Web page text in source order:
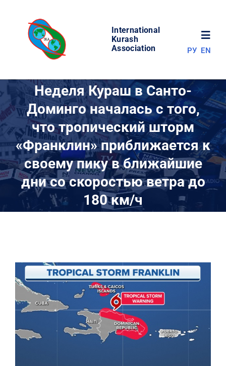
content
International
Kurash
Association
МИР КУРАША
ОБ АССОЦИАЦИИ
СОРЕВНОВАНИЯ
РЕЗУЛЬТАТЫ
РУ EN
Неделя Кураш в Санто-
Доминго началась с того,
что тропический шторм
«Франклин» приближается к
своему пику в ближайшие
дни со скоростью ветра до
180 км/ч